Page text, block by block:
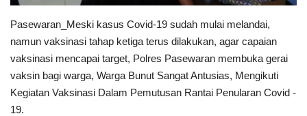
Kesehatan
Layanan Publik
Perempuan/Anak
Pasewaran_Meski kasus Covid-19 sudah mulai melandai,
namun vaksinasi tahap ketiga terus dilakukan, agar capaian
vaksinasi mencapai target, Polres Pasewaran membuka gerai
vaksin bagi warga, Warga Bunut Sangat Antusias, Mengikuti
Kegiatan Vaksinasi Dalam Pemutusan Rantai Penularan Covid -
19.